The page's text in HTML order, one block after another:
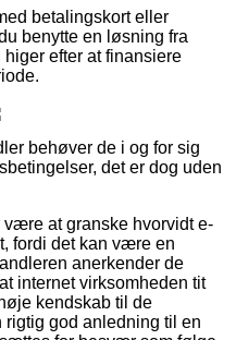
betalingskort eller
benytte en løsning fra
efter at finansiere
behøver de i og for sig
det er dog uden
være at granske hvorvidt e-
fordi det kan være en
anerkender de
internet virksomheden tit
kendskab til de
god anledning til en